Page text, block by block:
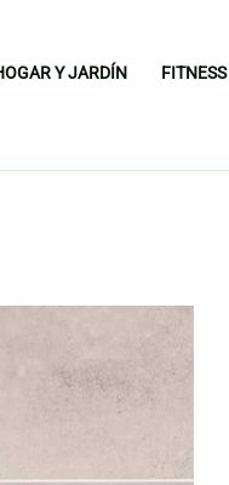
Y JARDÍN FITNESS